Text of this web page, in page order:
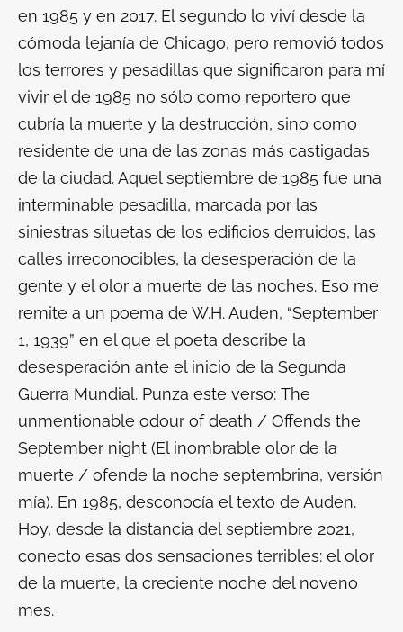
en 1985 y en 2017. El segundo lo viví desde la
cómoda lejanía de Chicago, pero removió todos
los terrores y pesadillas que significaron para mí
vivir el de 1985 no sólo como reportero que
cubría la muerte y la destrucción, sino como
residente de una de las zonas más castigadas
de la ciudad. Aquel septiembre de 1985 fue una
interminable pesadilla, marcada por las
siniestras siluetas de los edificios derruidos, las
calles irreconocibles, la desesperación de la
gente y el olor a muerte de las noches. Eso me
remite a un poema de W.H. Auden, “September
1, 1939” en el que el poeta describe la
desesperación ante el inicio de la Segunda
Guerra Mundial. Punza este verso: The
unmentionable odour of death / Offends the
September night (El inombrable olor de la
muerte / ofende la noche septembrina, versión
mía). En 1985, desconocía el texto de Auden.
Hoy, desde la distancia del septiembre 2021,
conecto esas dos sensaciones terribles: el olor
de la muerte, la creciente noche del noveno
mes.